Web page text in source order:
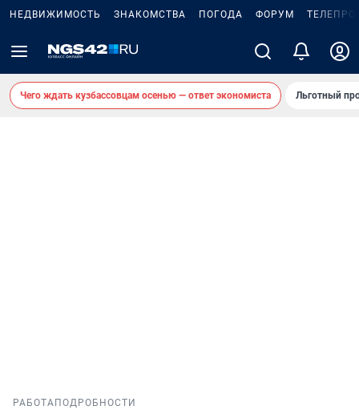
НЕДВИЖИМОСТЬ ЗНАКОМСТВА ПОГОДА ФОРУМ
Чего ждать кузбассовцам осенью — ответ экономиста Льготный
РАБОТА ПОДРОБНОСТИ